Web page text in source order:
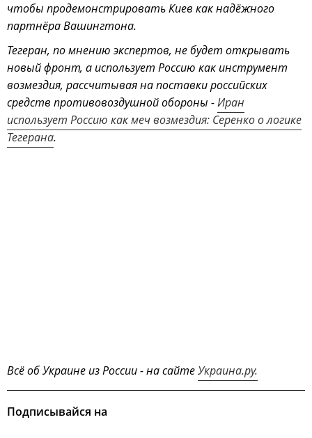
чтобы продемонстрировать Киев как надёжного
партнёра Вашингтона.
Тегеран, по мнению экспертов, не будет открывать
новый фронт, а использует Россию как инструмент
возмездия, рассчитывая на поставки российских
средств противовоздушной обороны -Иран
использует Россию как меч возмездия: Серенко о логике
Тегерана.
Всё об Украине из России - на сайтеУкраина.ру.
Подписывайся на